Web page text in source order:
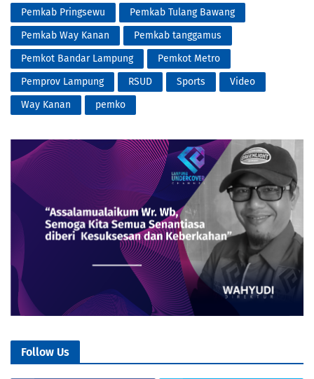
Pemkab Pringsewu
Pemkab Tulang Bawang
Pemkab Way Kanan
Pemkab tanggamus
Pemkot Bandar Lampung
Pemkot Metro
Pemprov Lampung
RSUD Sports
Video
Way Kanan
pemko
Follow Us